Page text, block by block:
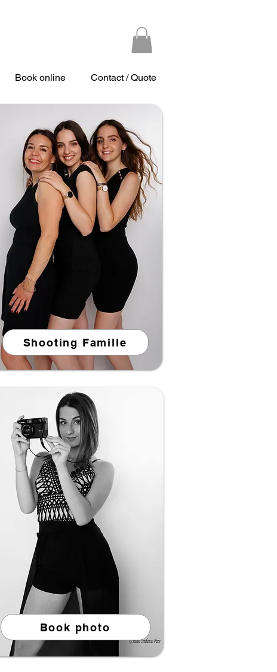
Book online Contact / Quote
Shooting Famille
Book photo